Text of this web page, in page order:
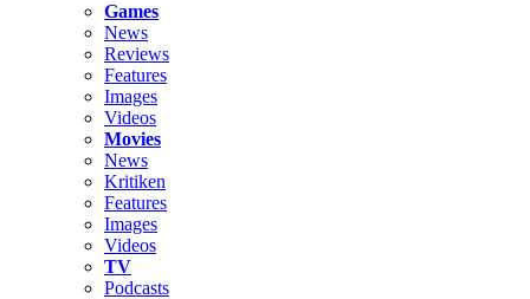
Games
News
Reviews
Features
Images
Videos
Movies
News
Kritiken
Features
Images
Videos
TV
Podcasts